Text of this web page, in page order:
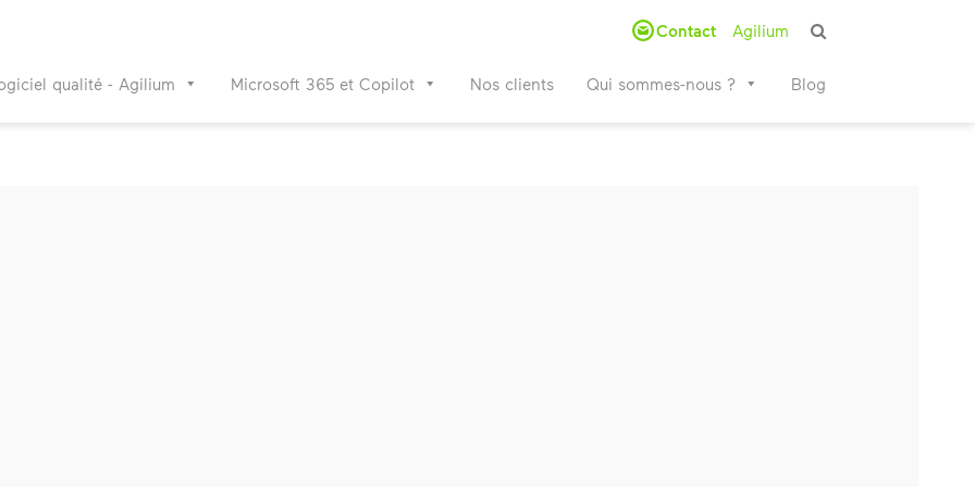
Contact Agilium
qualité - Agilium Microsoft 365 et Copilot Nos clients Qui sommes-nous ? Blog